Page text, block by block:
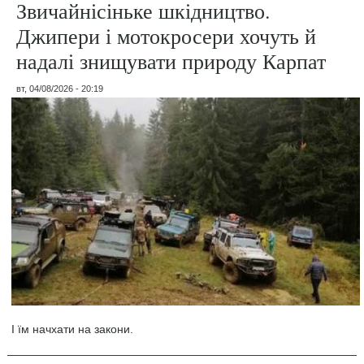
Звичайнісіньке шкідництво.
Джипери і мотокросери хочуть й
надалі знищувати природу Карпат
вт, 04/08/2026 - 20:19
І їм начхати на закони.